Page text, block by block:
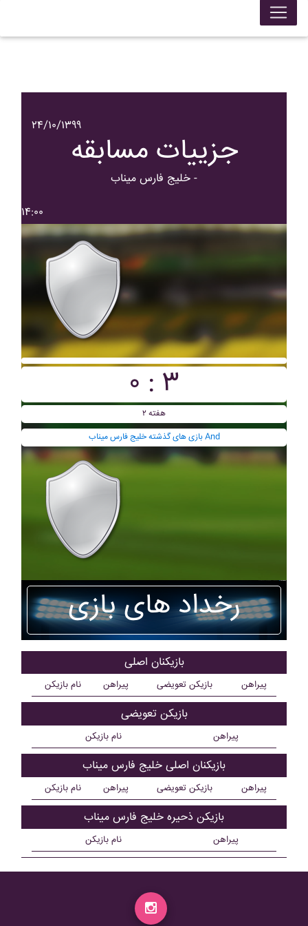
۲۴/۱۰/۱۳۹۹
جزییات مسابقه
خليج فارس ميناب -
۱۴:۰۰
۰ : ۳
هفته ۲
بازی های گذشته خليج فارس ميناب And
رخداد های بازی
بازیکنان اصلی
نام بازیکن پیراهن بازیکن تعویضی پیراهن
بازیکن تعویضی
نام بازیکن پیراهن
بازیکنان اصلی خليج فارس ميناب
نام بازیکن پیراهن بازیکن تعویضی پیراهن
بازیکن ذحیره خليج فارس ميناب
نام بازیکن پیراهن